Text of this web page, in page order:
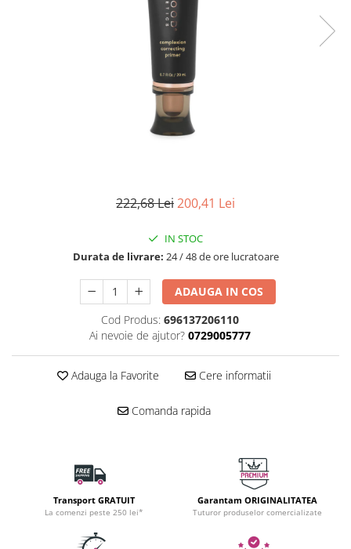
Gel pentru sprancene
Pensule Profesionale
Aur Cosmetic
PALETE PROFESIONALE
222,68 Lei200,41 Lei
IN STOC
Durata de livrare: 24 / 48 de ore lucratoare
ADAUGA IN COS
Cod Produs: 696137206110
Ai nevoie de ajutor? 0729005777
Adauga la Favorite Cere informatii
Comanda rapida
Transport GRATUIT
La comenzi peste 250 lei*
Garantam ORIGINALITATEA
Tuturor produselor comercializate